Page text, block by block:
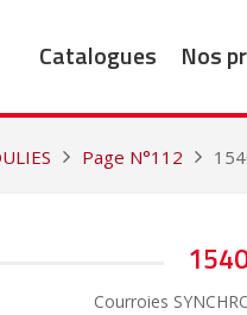
Catalogues Nos
Page N°112
Courroies